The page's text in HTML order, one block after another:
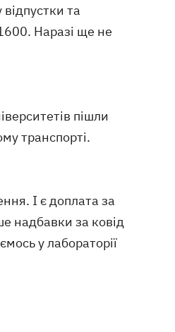
та
Наразі ще не
пішли
транспорті.
І є доплата за
надбавки за ковід
у лабораторії